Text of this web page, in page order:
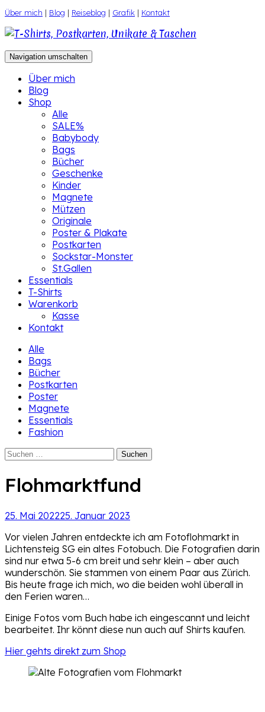
Zum
Inhalt
springen
Über mich | Blog | Reiseblog | Grafik | Kontakt
Navigation umschalten
Über mich
Blog
Shop
Alle
SALE%
Babybody
Bags
Bücher
Geschenke
Kinder
Magnete
Mützen
Originale
Poster & Plakate
Postkarten
Sockstar-Monster
St.Gallen
Essentials
T-Shirts
Warenkorb
Kasse
Kontakt
Alle
Bags
Bücher
Postkarten
Poster
Magnete
Essentials
Fashion
Suchen
Flohmarktfund
25. Mai 202225. Januar 2023
Vor vielen Jahren entdeckte ich am Fotoflohmarkt in
Lichtensteig SG ein altes Fotobuch. Die Fotografien darin
sind nur etwa 5-6 cm breit und sehr klein – aber auch
wunderschön. Sie stammen von einem Paar aus Zürich.
Bis heute frage ich mich, wo die beiden wohl überall in
den Ferien waren…
Einige Fotos vom Buch habe ich eingescannt und leicht
bearbeitet. Ihr könnt diese nun auch auf Shirts kaufen.
Hier gehts direkt zum Shop